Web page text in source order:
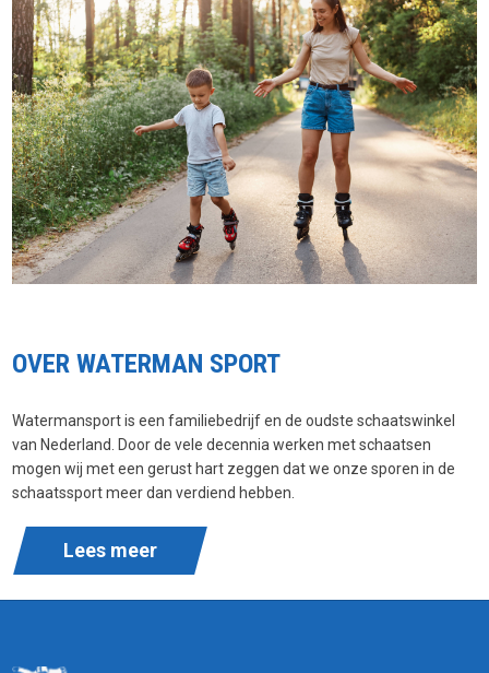
OVER WATERMAN SPORT
Watermansport is een familiebedrijf en de oudste schaatswinkel
van Nederland. Door de vele decennia werken met schaatsen
mogen wij met een gerust hart zeggen dat we onze sporen in de
schaatssport meer dan verdiend hebben.
Lees meer